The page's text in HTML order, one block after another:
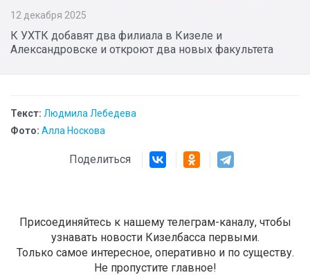
12 декабря 2025
К УХТК добавят два филиала в Кизеле и
Александровске и откроют два новых факультета
Текст: Людмила Лебедева
Фото: Алла Носкова
Поделиться
Присоединяйтесь к нашему телеграм-каналу, чтобы
узнавать новости Кизелбасса первыми.
Только самое интересное, оперативно и по существу.
Не пропустите главное!